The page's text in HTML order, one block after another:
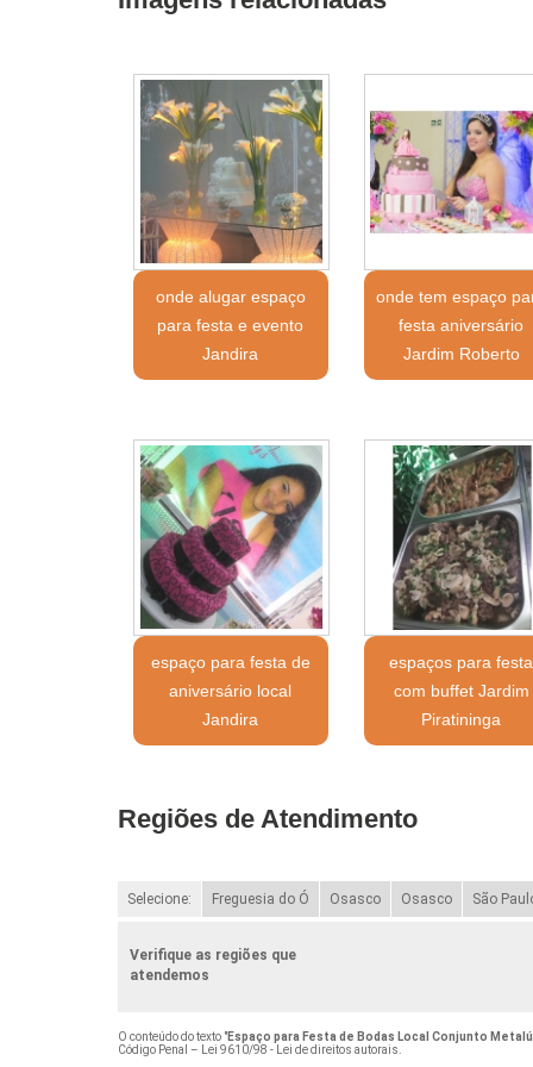
onde alugar espaço
para festa e evento
Jandira
onde tem espaço
festa aniversário
Jardim Roberto
espaço para festa de
aniversário local
Jandira
espaços para festa
com buffet Jardim
Piratininga
Regiões de Atendimento
Selecione: Freguesia do Ó Osasco Osasco São
Verifique as regiões que
atendemos
O conteúdo do texto "Espaço para Festa de Bodas Local Conjunto
Código Penal –
Lei 9610/98 - Lei de direitos autorais